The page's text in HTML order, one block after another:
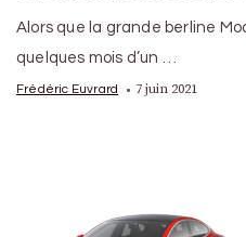
Alors que la grande berline
quelques mois d’un …
Frédéric Euvrard 7 juin 2021